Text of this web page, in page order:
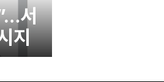
서
지